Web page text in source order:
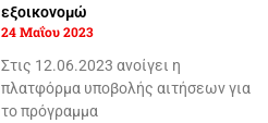
εξοικονομώ
24 Μαΐου 2023
Στις 12.06.2023 ανοίγει η
πλατφόρμα υποβολής αιτήσεων για
το πρόγραμμα